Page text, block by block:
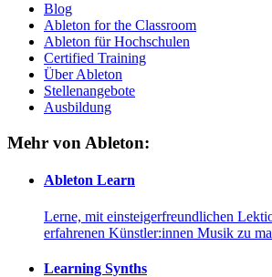
Blog
Ableton for the Classroom
Ableton für Hochschulen
Certified Training
Über Ableton
Stellenangebote
Ausbildung
Mehr von Ableton:
Ableton Learn
Lerne, mit einsteigerfreundlichen
erfahrenen Künstler:innen Musik zu
Learning Synths